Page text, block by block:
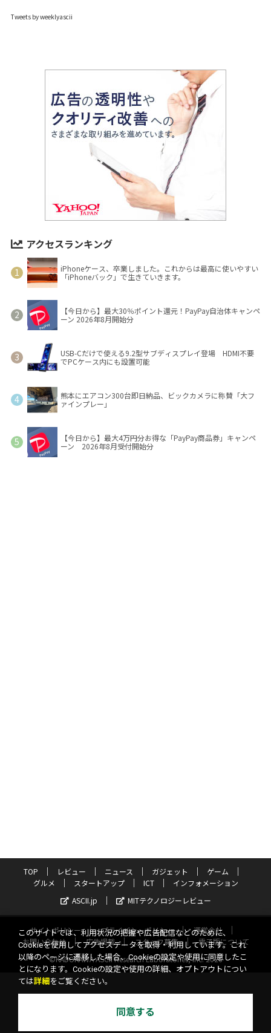
Tweets by weeklyascii
アクセスランキング
iPhoneケース、卒業しました。これからは最高に使いやすい
「iPhoneバック」で生きていきます。
【今日から】最大30％ポイント還元！PayPay自治体キャンペ
ーン 2026年8月開始分
USB-Cだけで使える9.2型サブディスプレイ登場 HDMI不要
でPCケース内にも設置可能
熊本にエアコン300台即日納品、ビックカメラに称賛「大フ
ァインプレー」
【今日から】最大4万円分お得な「PayPay商品券」キャンペ
ーン 2026年8月受付開始分
TOP レビュー ニュース ガジェット
ゲーム
グルメ
スタートアップ ICT
インフォメーション
ASCII.jp
MITテクノロジーレビュー
サイトポリシー プライバシーポリシー
運営会社
お問い合わせ
広告掲載 スタッフ募集
電子版について
©KADOKAWA ASCII Research Laboratories, Inc. 2026
このサイトでは、利用状況の把握や広告配信などのために、
Cookieを使用してアクセスデータを取得・利用しています。これ
以降のページに遷移した場合、Cookieの設定や使用に同意したこ
とになります。Cookieの設定や使用の詳細、オプトアウトについ
ては詳細 をご覧ください。
同意する